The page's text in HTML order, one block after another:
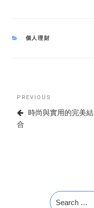
CATEGORIES
個人理財
navigation
Previous
Post
PREVIOUS
時尚與實用的完美結
合
Search